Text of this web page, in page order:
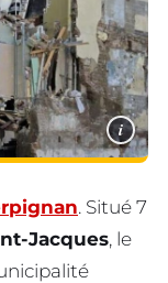
i
. Situé 7
Jacques, le